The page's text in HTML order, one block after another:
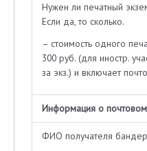
Нужен ли печатный
Если да, то сколько.
– стоимость одного
300 руб. (для иностр.
за экз.) и включает
Информация о
ФИО получателя